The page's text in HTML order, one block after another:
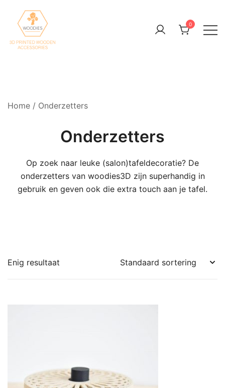
content
0
Home / Onderzetters
Onderzetters
Op zoek naar leuke (salon)tafeldecoratie? De
onderzetters van woodies3D zijn superhandig in
gebruik en geven ook die extra touch aan je tafel.
Enig resultaat